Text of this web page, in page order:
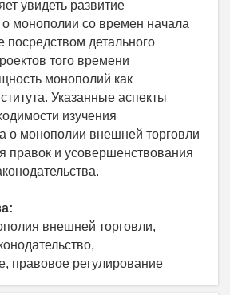
увидеть развитие
о монополии со времен начала
посредством детального
того времени
монополий как
Указанные аспекты
изучения
о монополии внешней торговли
правок и усовершенствования
внешней торговли,
правовое регулирование